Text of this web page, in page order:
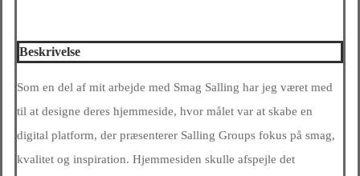
Beskrivelse
Som en del af mit arbejde med Smag Salling har jeg været med
til at designe deres hjemmeside, hvor målet var at skabe en
digital platform, der præsenterer Salling Groups fokus på smag,
kvalitet og inspiration. Hjemmesiden skulle afspejle det